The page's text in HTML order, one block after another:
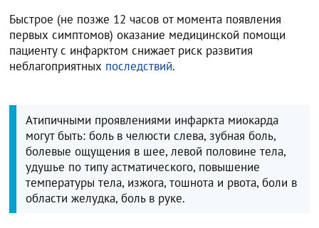
Быстрое (не позже 12 часов от момента появления
первых симптомов) оказание медицинской помощи
пациенту с инфарктом снижает риск развития
неблагоприятных последствий.
Атипичными проявлениями инфаркта миокарда
могут быть: боль в челюсти слева, зубная боль,
болевые ощущения в шее, левой половине тела,
удушье по типу астматического, повышение
температуры тела, изжога, тошнота и рвота, боли в
области желудка, боль в руке.